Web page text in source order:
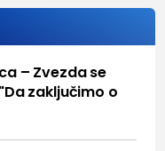
– Zvezda se
zaključimo o